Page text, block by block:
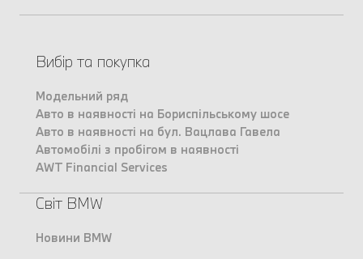
Вибір та покупка
Модельний ряд
Авто в наявності на Бориспільському шосе
Авто в наявності на бул. Вацлава Гавела
Автомобілі з пробігом в наявності
AWT Financial Services
Світ BMW
Новини BMW